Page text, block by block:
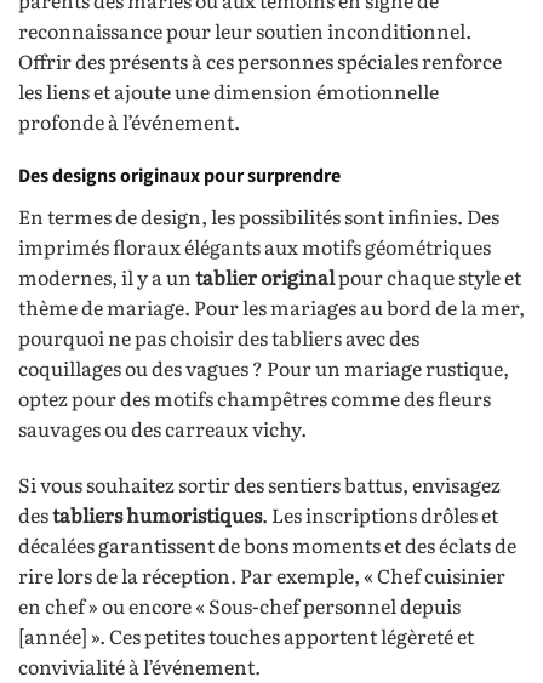
reconnaissance pour leur soutien inconditionnel.
Offrir des présents à ces personnes spéciales renforce
les liens et ajoute une dimension émotionnelle
profonde à l’événement.
Des designs originaux pour surprendre
En termes de design, les possibilités sont infinies. Des
imprimés floraux élégants aux motifs géométriques
modernes, il y a untablier originalpour chaque style et
thème de mariage. Pour les mariages au bord de la mer,
pourquoi ne pas choisir des tabliers avec des
coquillages ou des vagues ? Pour un mariage rustique,
optez pour des motifs champêtres comme des fleurs
sauvages ou des carreaux vichy.
Si vous souhaitez sortir des sentiers battus, envisagez
destabliers humoristiques. Les inscriptions drôles et
décalées garantissent de bons moments et des éclats de
rire lors de la réception. Par exemple, « Chef cuisinier
en chef » ou encore « Sous-chef personnel depuis
[année] ». Ces petites touches apportent légèreté et
convivialité à l’événement.